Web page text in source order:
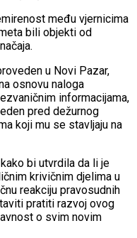
među vjernicima
bili objekti od
u Novi Pazar,
osnovu naloga
informacijama,
pred dežurnog
koji mu se stavljaju na
bi utvrdila da li je
krivičnim djelima u
reakciju pravosudnih
pratiti razvoj ovog
o svim novim